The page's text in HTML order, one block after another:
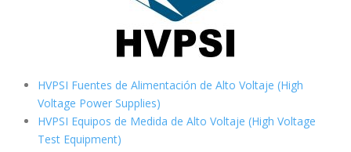
HVPSI Fuentes de Alimentación de Alto Voltaje (High
Voltage Power Supplies)
HVPSI Equipos de Medida de Alto Voltaje (High Voltage
Test Equipment)